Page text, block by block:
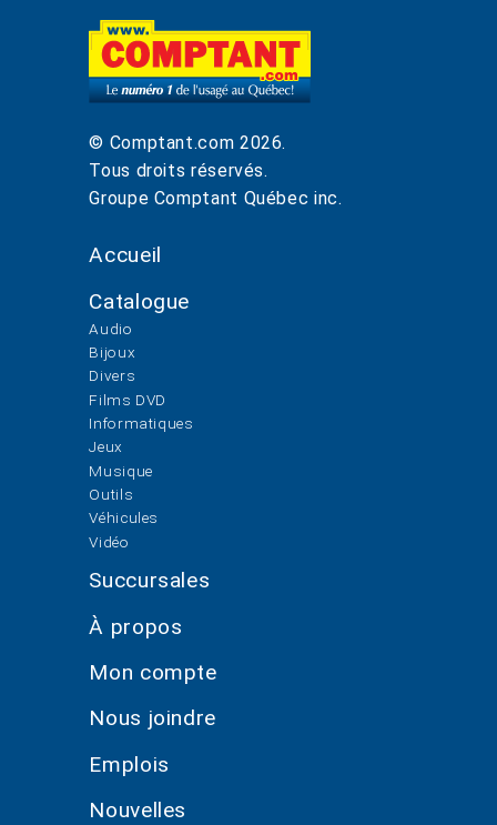
© Comptant.com 2026.
Tous droits réservés.
Groupe Comptant Québec inc.
Accueil
Catalogue
Audio
Bijoux
Divers
Films DVD
Informatiques
Jeux
Musique
Outils
Véhicules
Vidéo
Succursales
À propos
Mon compte
Nous joindre
Emplois
Nouvelles